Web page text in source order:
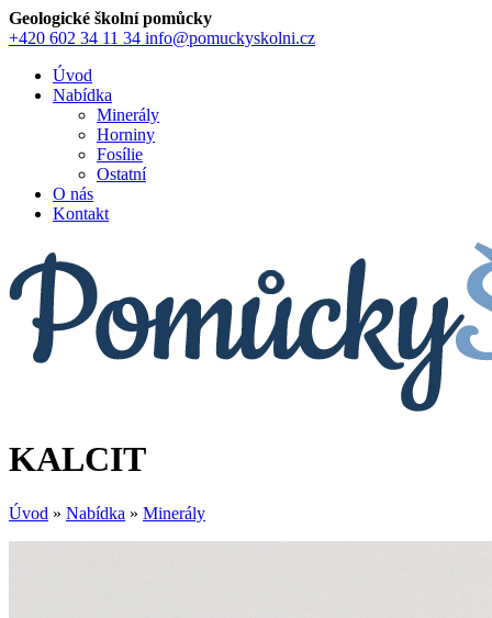
Geologické školní pomůcky
+420 602 34 11 34 info@pomuckyskolni.cz
Úvod
Nabídka
Minerály
Horniny
Fosílie
Ostatní
O nás
Kontakt
KALCIT
Úvod » Nabídka » Minerály